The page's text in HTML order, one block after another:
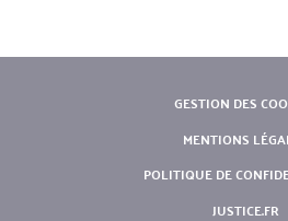
GESTION DES
MENTIONS
POLITIQUE DE
JUSTICE.FR